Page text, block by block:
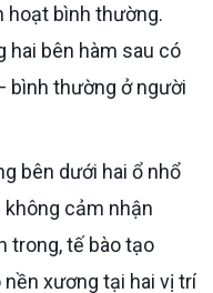
hoạt bình thường.
hai bên hàm sau có
bình thường ở người
không cảm nhận
trong, tế bào tạo
xương tại hai vị trí